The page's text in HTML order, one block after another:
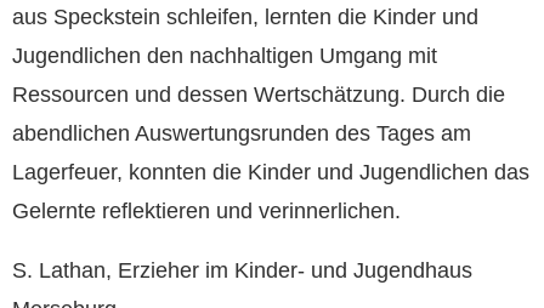
aus Speckstein schleifen, lernten die Kinder und
Jugendlichen den nachhaltigen Umgang mit
Ressourcen und dessen Wertschätzung. Durch die
abendlichen Auswertungsrunden des Tages am
Lagerfeuer, konnten die Kinder und Jugendlichen das
Gelernte reflektieren und verinnerlichen.
S. Lathan, Erzieher im Kinder- und Jugendhaus